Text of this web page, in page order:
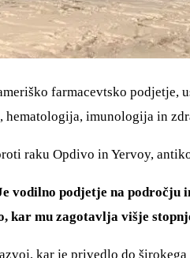
farmacevtsko podjetje,
imunologija in
raku Opdivo in Yervoy,
vodilno podjetje na
kar mu zagotavlja višje
kar je privedlo do